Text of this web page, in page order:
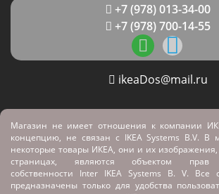
+7 (978) 013-34-00
+7 (978) 700-14-55
ikeaDos@mail.ru
Магазин не имеет отношения к компании
концепцию, не связан с IKEA Systems B.V. В
некоторые товары ИКЕА, они и их
страницах, являются объектом прав
собственности Inter IKEA Systems B. V. Все
предназначены только для удобства